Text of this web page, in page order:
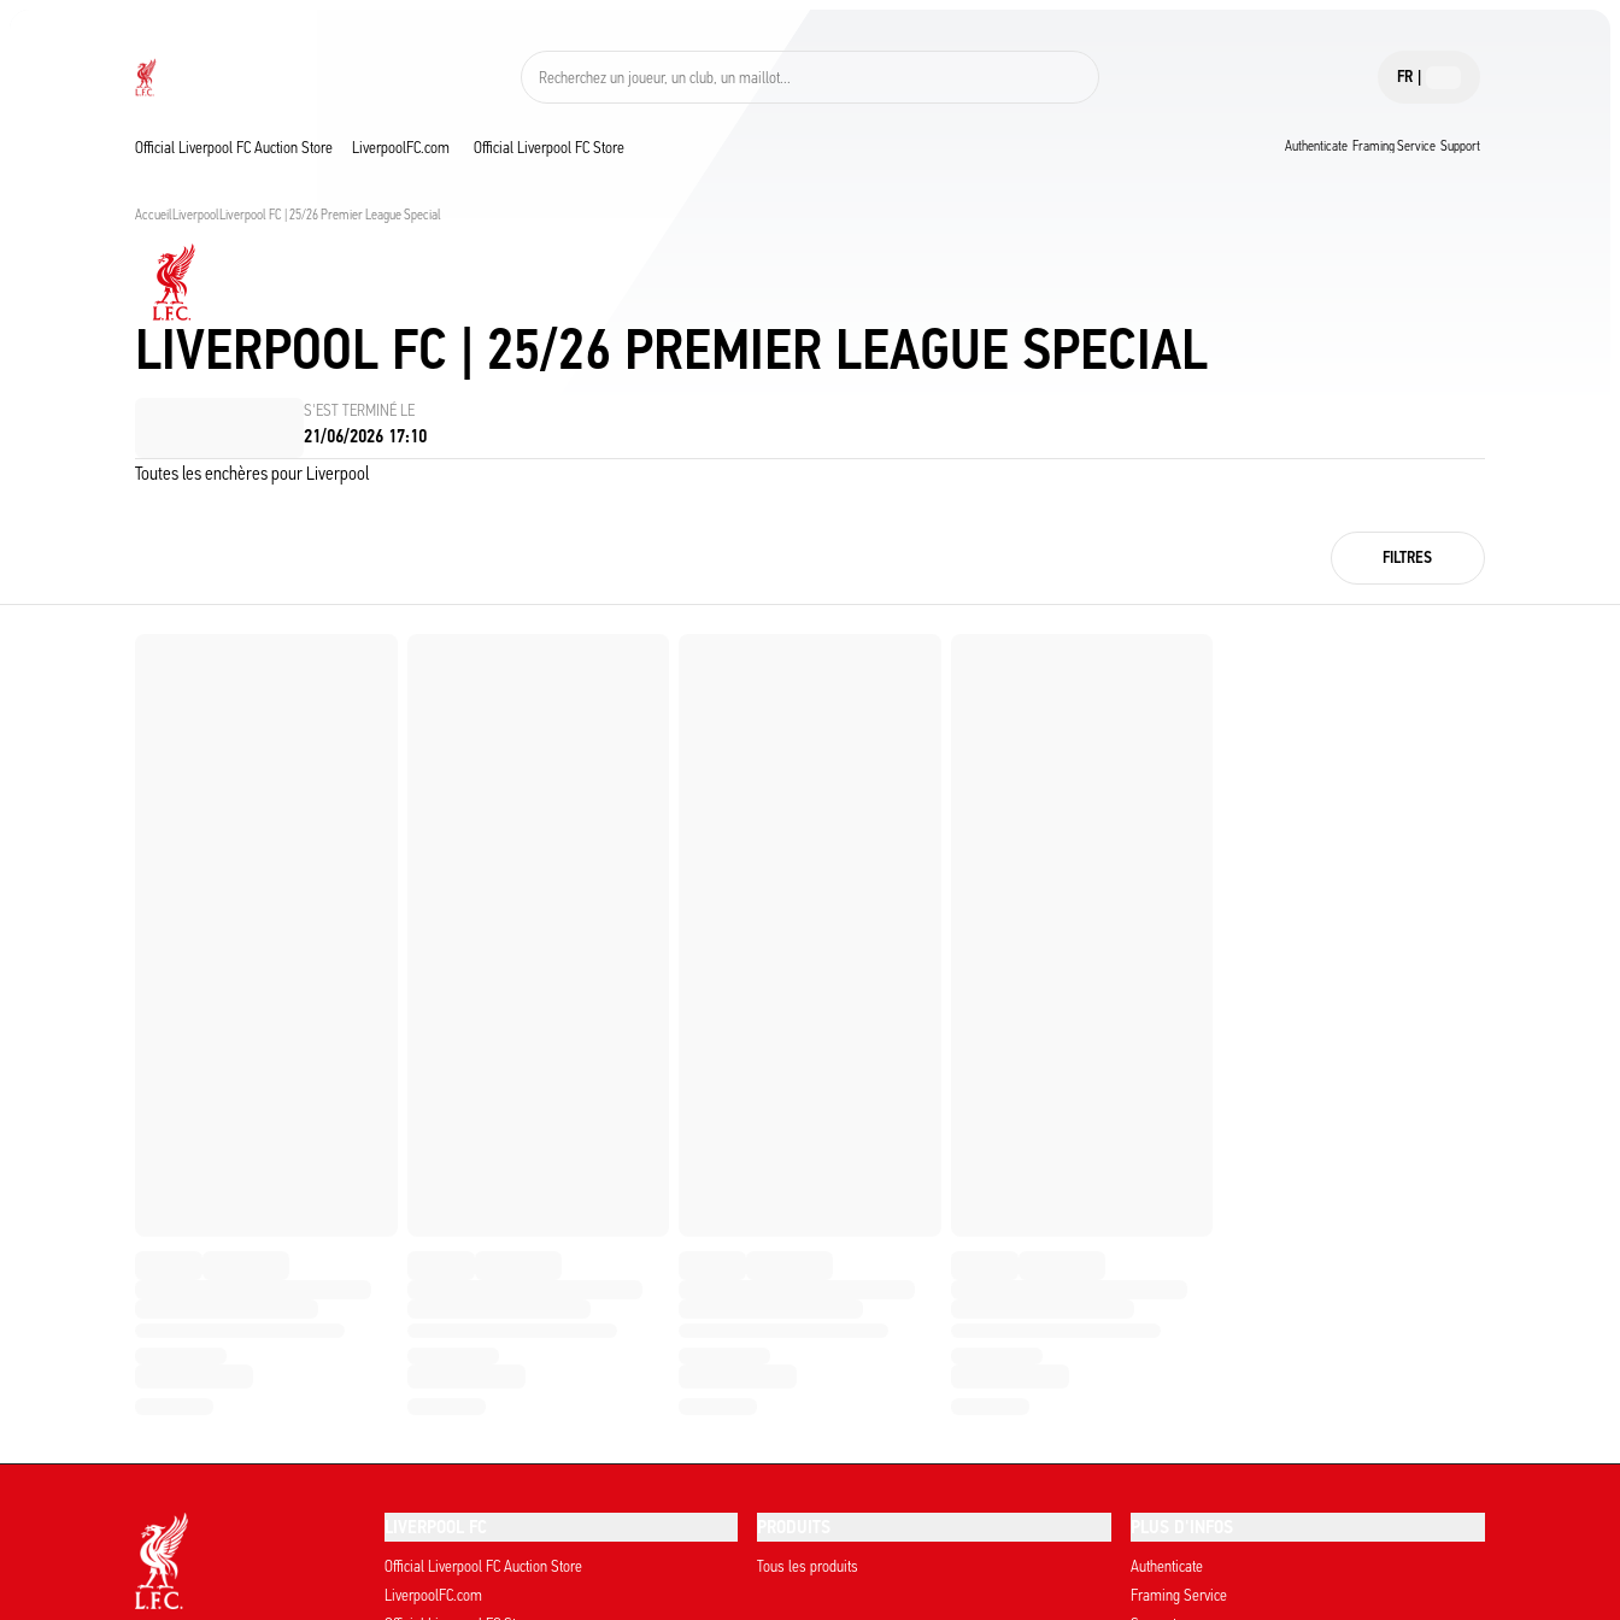
Recherchez un joueur, un club, un maillot… FR |
Official Liverpool FC Auction Store LiverpoolFC.com Official Liverpool FC Store Authenticate Framing Service Support
AccueilLiverpoolLiverpool FC | 25/26 Premier League Special
LIVERPOOL FC | 25/26 PREMIER LEAGUE SPECIAL
S'EST TERMINÉ LE
21/06/2026 17:10
Toutes les enchères pour Liverpool
FILTRES
Official Liverpool FC Auction Store
LiverpoolFC.com
Tous les produits
Authenticate
Framing Service